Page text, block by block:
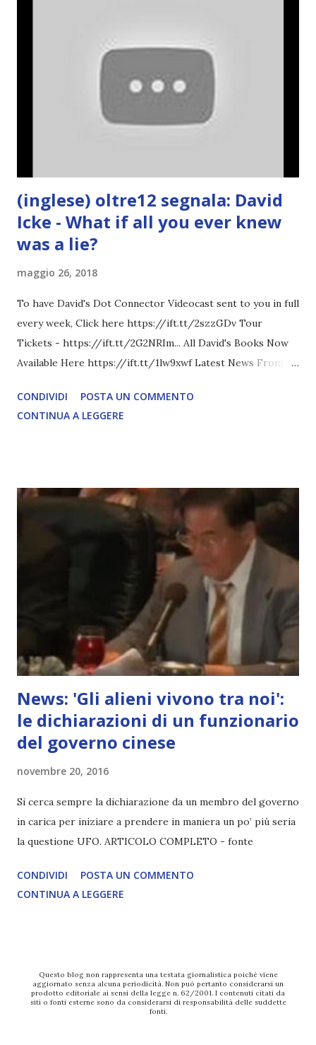
(inglese) oltre12 segnala: David
Icke - What if all you ever knew
was a lie?
maggio 26, 2018
To have David's Dot Connector Videocast sent to you in full
every week, Click here https://ift.tt/2szzGDv Tour
Tickets - https://ift.tt/2G2NRIm... All David's Books Now
Available Here https://ift.tt/1lw9xwf Latest News From
COMPLETO - fonte
CONDIVIDI
POSTA UN COMMENTO
CONTINUA A LEGGERE
News: 'Gli alieni vivono tra noi':
le dichiarazioni di un funzionario
del governo cinese
novembre 20, 2016
Si cerca sempre la dichiarazione da un membro del governo
in carica per iniziare a prendere in maniera un po’ più seria
la questione UFO. ARTICOLO COMPLETO - fonte
CONDIVIDI
POSTA UN COMMENTO
CONTINUA A LEGGERE
Questo blog non rappresenta una testata giornalistica poiché viene
aggiornato senza alcuna periodicità. Non può pertanto considerarsi un
prodotto editoriale ai sensi della legge n. 62/2001. I contenuti citati da
siti o fonti esterne sono da considerarsi di responsabilità delle suddette
fonti.